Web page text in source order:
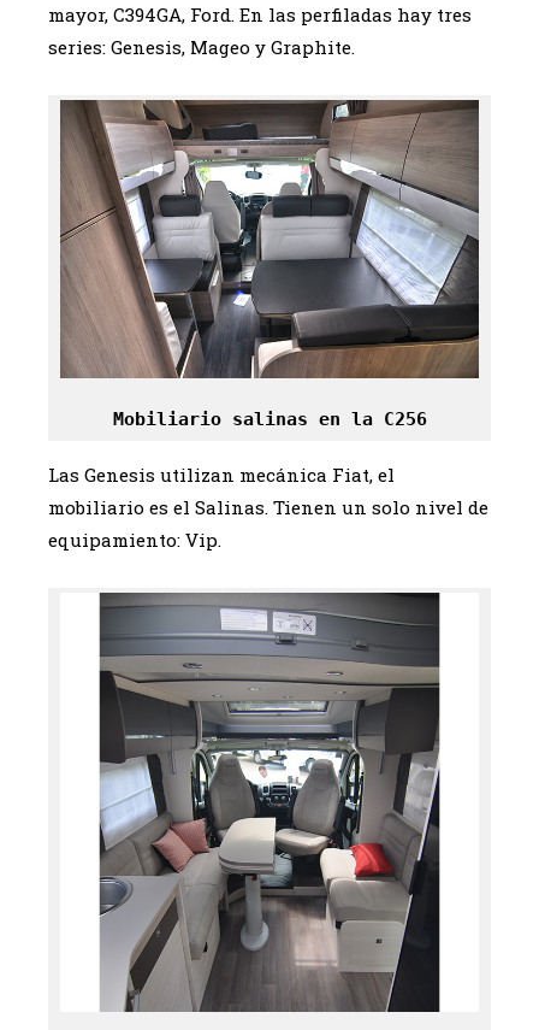
mayor, C394GA, Ford. En las perfiladas hay tres
series: Genesis, Mageo y Graphite.
Mobiliario salinas en la C256
Las Genesis utilizan mecánica Fiat, el
mobiliario es el Salinas. Tienen un solo nivel de
equipamiento: Vip.